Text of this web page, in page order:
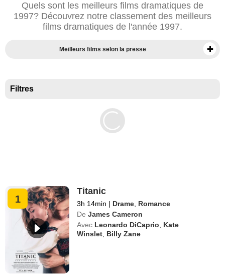
Quels sont les meilleurs films dramatiques de
1997? Découvrez notre classement des meilleurs
films dramatiques de l'année 1997.
Meilleurs films selon la presse
Filtres
1
Titanic
3h 14min | Drame Romance
De James Cameron
Avec Leonardo DiCaprio
Kate
Winslet Billy Zane